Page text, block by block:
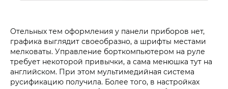
Отельных тем оформления у панели приборов нет,
графика выглядит своеобразно, а шрифты местами
мелковаты. Управление борткомпьютером на руле
требует некоторой привычки, а сама менюшка тут на
английском. При этом мультимедийная система
русификацию получила. Более того, в настройках